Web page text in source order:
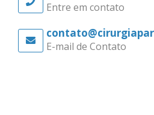
Entre em contato
E-mail de Contato